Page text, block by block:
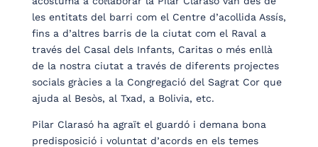
les entitats del barri com el Centre d’acollida Assís,
fins a d’altres barris de la ciutat com el Raval a
través del Casal dels Infants, Caritas o més enllà
de la nostra ciutat a través de diferents projectes
socials gràcies a la Congregació del Sagrat Cor que
ajuda al Besòs, al Txad, a Bolivia, etc.
Pilar Clarasó ha agraït el guardó i demana bona
predisposició i voluntat d’acords en els temes